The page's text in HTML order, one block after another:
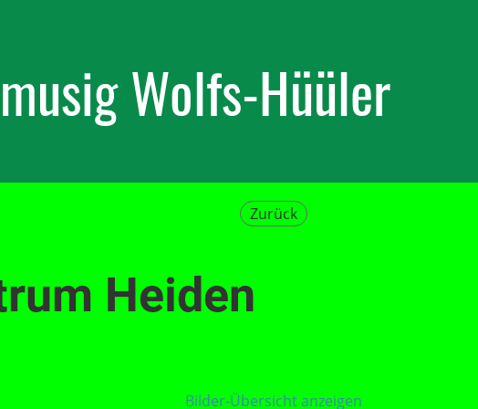
Wolfs-Hüüler
Zurück
Heiden
Bilder-Übersicht anzeigen